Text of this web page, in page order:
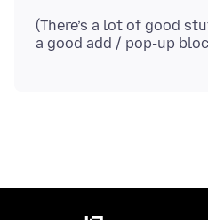
(There’s a lot of good